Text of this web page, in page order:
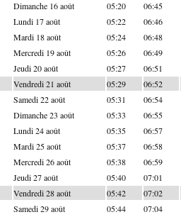
Dimanche 16 août 05:20 06:45
Lundi 17 août 05:22 06:46
Mardi 18 août 05:24 06:48
Mercredi 19 août 05:26 06:49
Jeudi 20 août 05:27 06:51
Vendredi 21 août 05:29 06:52
Samedi 22 août 05:31 06:54
Dimanche 23 août 05:33 06:55
Lundi 24 août 05:35 06:57
Mardi 25 août 05:37 06:58
Mercredi 26 août 05:38 06:59
Jeudi 27 août 05:40 07:01
Vendredi 28 août 05:42 07:02
Samedi 29 août 05:44 07:04